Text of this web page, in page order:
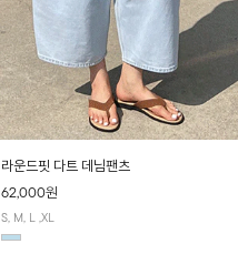
라운드핏 다트 데님팬츠
62,000원
S, M, L ,XL